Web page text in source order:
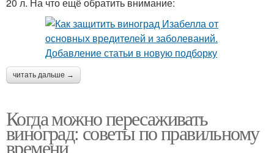
читать дальше →
Когда можно пересаживать
виноград: советы по правильному
времени